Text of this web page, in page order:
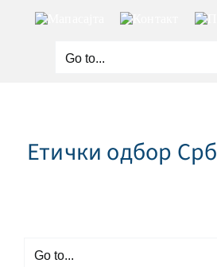
Мапа
Контакт
Go to...
Етички одбор
Go to...